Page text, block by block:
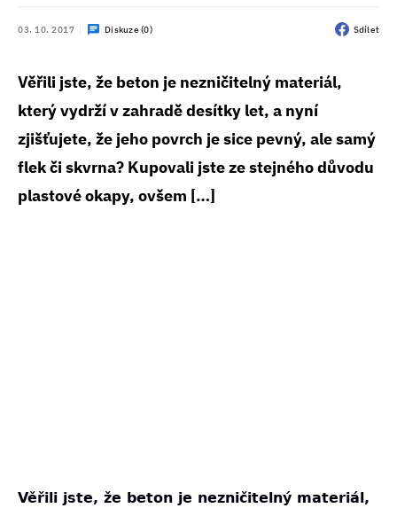
03. 10. 2017 Diskuze (0) Sdílet
Věřili jste, že beton je nezničitelný materiál,
který vydrží v zahradě desítky let, a nyní
zjišťujete, že jeho povrch je sice pevný, ale samý
flek či skvrna? Kupovali jste ze stejného důvodu
plastové okapy, ovšem […]
Věřili jste, že beton je nezničitelný materiál,